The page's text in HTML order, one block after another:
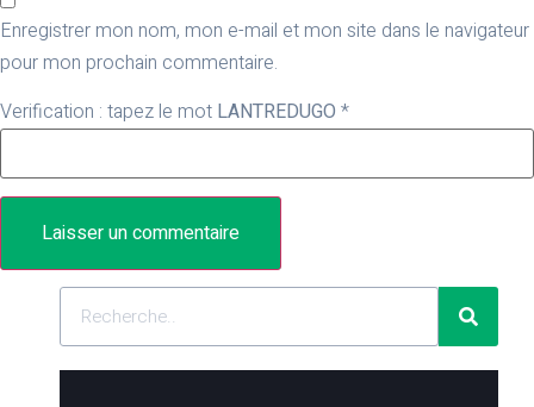
Enregistrer mon nom, mon e-mail et mon site dans le navigateur
pour mon prochain commentaire.
Verification : tapez le mot LANTREDUGO *